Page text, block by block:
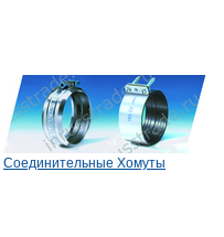
Соединительные Хомуты